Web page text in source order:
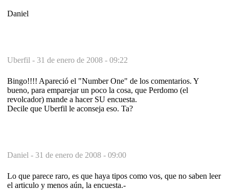
Daniel
Uberfil - 31 de enero de 2008 - 09:22
Bingo!!!! Apareció el "Number One" de los comentarios. Y
bueno, para emparejar un poco la cosa, que Perdomo (el
revolcador) mande a hacer SU encuesta.
Decile que Uberfil le aconseja eso. Ta?
Daniel - 31 de enero de 2008 - 09:00
Lo que parece raro, es que haya tipos como vos, que no saben leer
el articulo y menos aún, la encuesta.-